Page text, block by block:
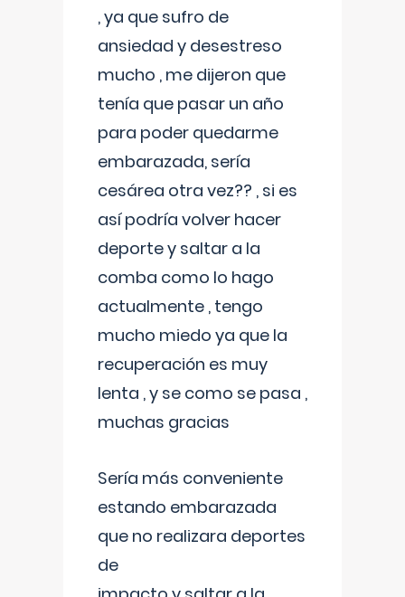
, ya que sufro de
ansiedad y desestreso
mucho , me dijeron que
tenía que pasar un año
para poder quedarme
embarazada, sería
cesárea otra vez?? , si es
así podría volver hacer
deporte y saltar a la
comba como lo hago
actualmente , tengo
mucho miedo ya que la
recuperación es muy
lenta , y se como se pasa ,
muchas gracias
Sería más conveniente
estando embarazada
que no realizara deportes
de